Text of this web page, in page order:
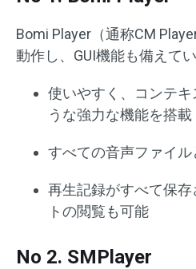
Bomi Player（通称CM
動作し、GUI機能も備えてい
使いやすく、コンテ
うな強力な機能を搭載
すべての音声ファイ
再生記録がすべて保
トの閲覧も可能
No 2. SMPlayer